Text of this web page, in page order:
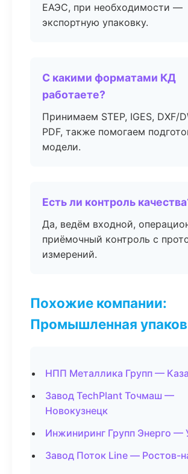
ЕАЭС, при необходимости —
экспортную упаковку.
С какими форматами КД
работаете?
Принимаем STEP, IGES, DXF/
PDF, также помогаем
модели.
Есть ли контроль
Да, ведём входной,
приёмочный контроль с
измерений.
Похожие компании:
Промышленная
НПП Металлика Групп —
Завод TechPlant Точмаш —
Новокузнецк
Инжиниринг Групп Энерго —
Завод Поток Line — Ростов-